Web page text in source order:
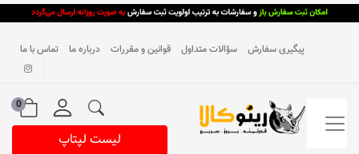
پیگیری سفارش سؤالات متداول قوانین و مقررات درباره ما تماس با ما
0
لیست لپتاپ